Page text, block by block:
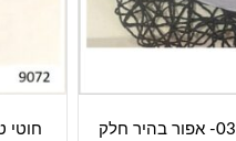
חוטי